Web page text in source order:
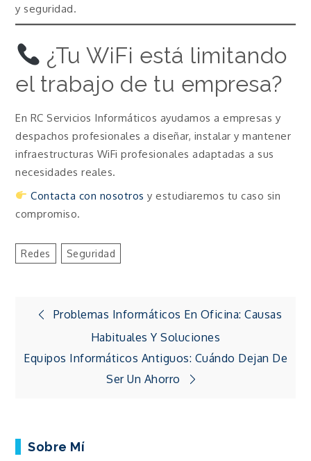
y seguridad.
¿Tu WiFi está limitando
el trabajo de tu empresa?
En RC Servicios Informáticos ayudamos a empresas y
despachos profesionales a diseñar, instalar y mantener
infraestructuras WiFi profesionales adaptadas a sus
necesidades reales.
Contacta con nosotros y estudiaremos tu caso sin
compromiso.
Redes Seguridad
Navegación
de
Problemas Informáticos En Oficina: Causas
Habituales Y Soluciones
Equipos Informáticos Antiguos: Cuándo Dejan De
Ser Un Ahorro
Sobre Mí